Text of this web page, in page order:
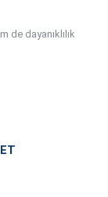
de dayanıklılık